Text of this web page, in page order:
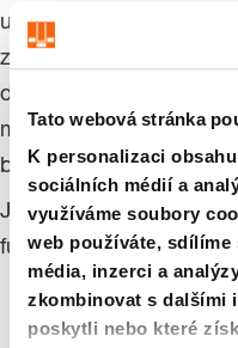
Tato webová stránka
K personalizaci
sociálních médií a
využíváme soubory
web používáte,
média, inzerci a
zkombinovat s dalšími
poskytli nebo které
uplatněny výběry. musí
zboží s uvedením
důvodu vrácení zašlete
mailovou adresu
budou naši
Jste již přihlášeni do
funkci k tomu